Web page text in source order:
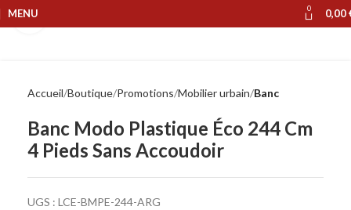
MENU 0 0,00
Accueil Boutique Promotions Mobilier urbain Banc
Banc Modo Plastique Éco 244 Cm
4 Pieds Sans Accoudoir
UGS : LCE-BMPE-244-ARG